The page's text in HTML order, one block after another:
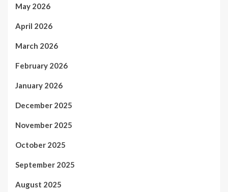
May 2026
April 2026
March 2026
February 2026
January 2026
December 2025
November 2025
October 2025
September 2025
August 2025